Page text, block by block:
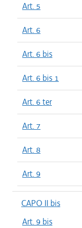
Art. 5
Art. 6
Art. 6 bis
Art. 6 bis 1
Art. 6 ter
Art. 7
Art. 8
Art. 9
CAPO II bis
Art. 9 bis